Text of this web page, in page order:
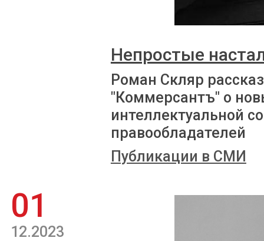
Непростые
Роман Скляр
"Коммерсантъ" о
интеллектуальной
правообладателей
Публикации в СМИ
01
12.2023